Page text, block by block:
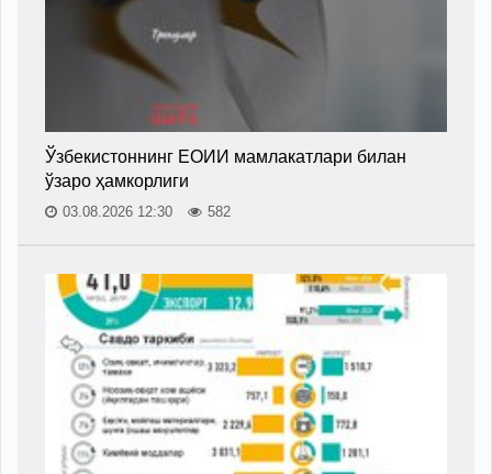
Ўзбекистоннинг ЕОИИ мамлакатлари билан
ўзаро ҳамкорлиги
03.08.2026 12:30 582